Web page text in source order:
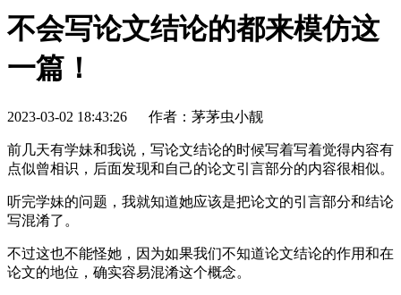
不会写论文结论的都来模仿这
一篇！
2023-03-02 18:43:26 作者：茅茅虫小靓
前几天有学妹和我说，写论文结论的时候写着写着觉得内容有
点似曾相识，后面发现和自己的论文引言部分的内容很相似。
听完学妹的问题，我就知道她应该是把论文的引言部分和结论
写混淆了。
不过这也不能怪她，因为如果我们不知道论文结论的作用和在
论文的地位，确实容易混淆这个概念。